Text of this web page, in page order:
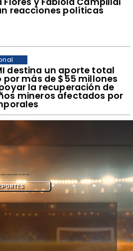
reacciones políticas
destina un aporte total
por más de $55 millones
la recuperación de
mineros afectados por